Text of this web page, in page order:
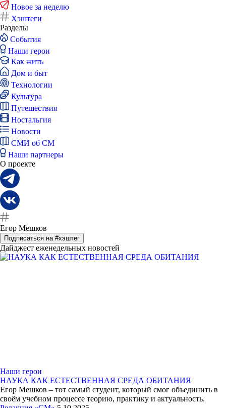
Новое за неделю
Хэштеги
Разделы
События
Наши герои
Как жить
Дом и быт
Технологии
Культура
Путешествия
Ностальгия
Новости
СМИ об СМ
Наши партнеры
О проекте
Егор Мешков
Подписаться на #хэштег
Дайджест еженедельных новостей
Наши герои
НАУКА КАК ЕСТЕСТВЕННАЯ СРЕДА ОБИТАНИЯ
Егор Мешков – тот самый студент, который смог объединить в
своём учебном процессе теорию, практику и актуальность.